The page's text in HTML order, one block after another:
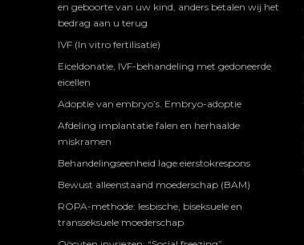
en geboorte van uw kind, anders betalen wij het
bedrag aan u terug
IVF (In vitro fertilisatie)
Eiceldonatie, IVF-behandeling met gedoneerde
eicellen
Adoptie van embryo’s. Embryo-adoptie
Afdeling implantatie falen en herhaalde
miskramen
Behandelingseenheid lage eierstokrespons
Bewust alleenstaand moederschap (BAM)
ROPA-methode: lesbische, biseksuele en
transseksuele moederschap